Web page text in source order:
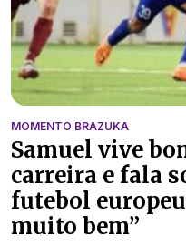
MOMENTO BRAZUKA
Samuel vive
carreira e fala
futebol
muito bem”